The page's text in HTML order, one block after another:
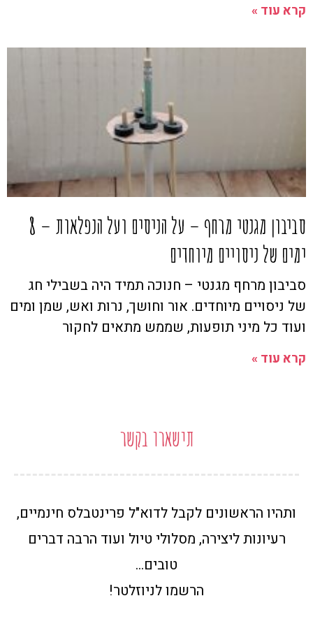
קרא עוד »
סביבון מגנטי מרחף – על הניסים ועל הנפלאות – 8
ימים של ניסויים מיוחדים
סביבון מרחף מגנטי – חנוכה תמיד היה בשבילי חג
של ניסויים מיוחדים. אור וחושך, נרות ואש, שמן ומים
ועוד כל מיני תופעות, שממש מתאים לחקור
קרא עוד »
תישארו בקשר
ותהיו הראשונים לקבל לדוא"ל פרינטבלס חינמיים,
רעיונות ליצירה, מסלולי טיול ועוד הרבה דברים
טובים…
הרשמו לניוזלטר!